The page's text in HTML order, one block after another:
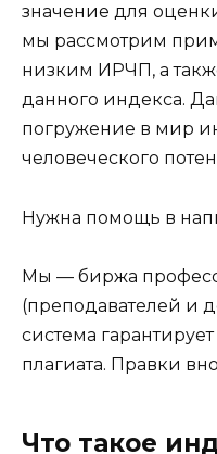
значение для
мы рассмотрим
низким ИРЧП, а
данного индекса.
погружение в мир
человеческого
Нужна помощь в
Мы — биржа
(преподавателей и
система
плагиата. Правки
Что такое